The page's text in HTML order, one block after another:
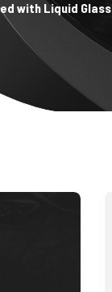
with Liquid Glass